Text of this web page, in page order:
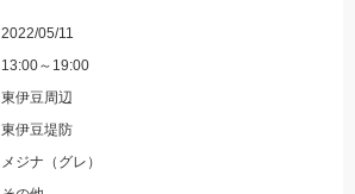
2022/05/11
13:00～19:00
東伊豆周辺
東伊豆堤防
メジナ（グレ）